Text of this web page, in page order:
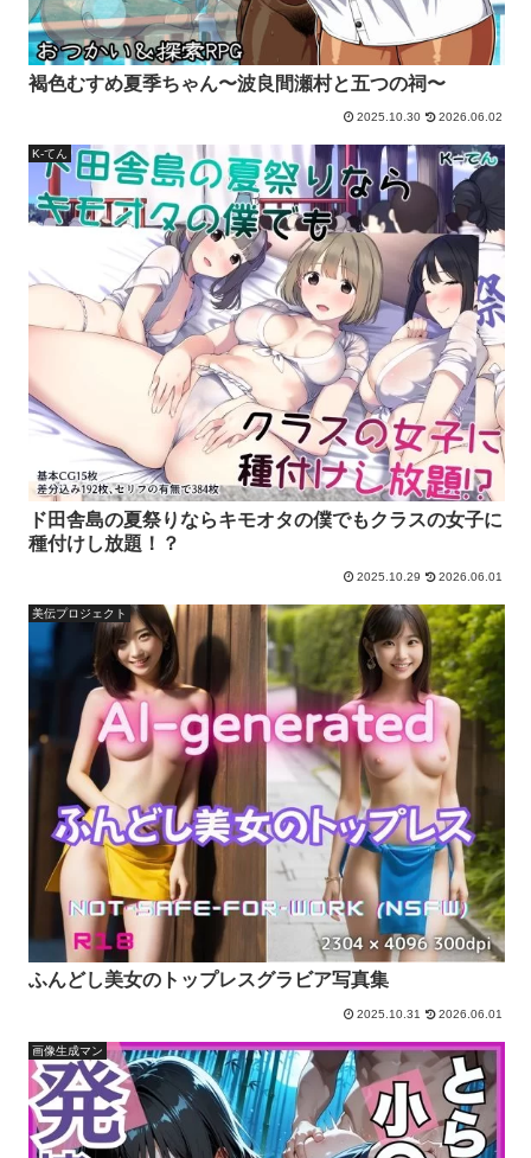
褐色むすめ夏季ちゃん〜波良間瀬村と五つの祠〜
2025.10.30 2026.06.02
K-てん
ド田舎島の夏祭りならキモオタの僕でもクラスの女子に
種付けし放題！？
2025.10.29 2026.06.01
美伝プロジェクト
ふんどし美女のトップレスグラビア写真集
2025.10.31 2026.06.01
画像生成マン